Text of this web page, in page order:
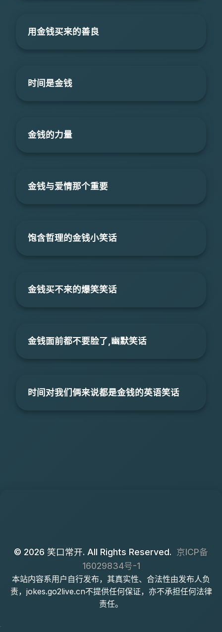
用金钱买来的善良
时间是金钱
金钱的力量
金钱与爱情那个重要
饱含哲理的金钱小笑话
金钱买不来的爆笑笑话
金钱面前都不要脸了,幽默笑话
时间对我们俩来说都是金钱的英语笑话
© 2026 笑口常开. All Rights Reserved. 京ICP备
16029834号-1
本站内容系用户自行发布，其真实性、合法性由发布人负
责，jokes.go2live.cn不提供任何保证，亦不承担任何法律
责任。